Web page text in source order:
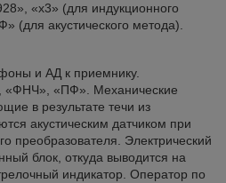
«х3» (для индукционного
акустического метода).
и АД к приемнику.
«ФНЧ», «ПФ». Механические
в результате течи из
акустическим датчиком при
преобразователя. Электрический
блок, откуда выводится на
индикатор. Оператор по